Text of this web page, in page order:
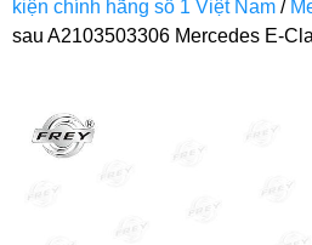
kiện chính hãng số 1 Việt Nam /
sau A2103503306 Mercedes E-